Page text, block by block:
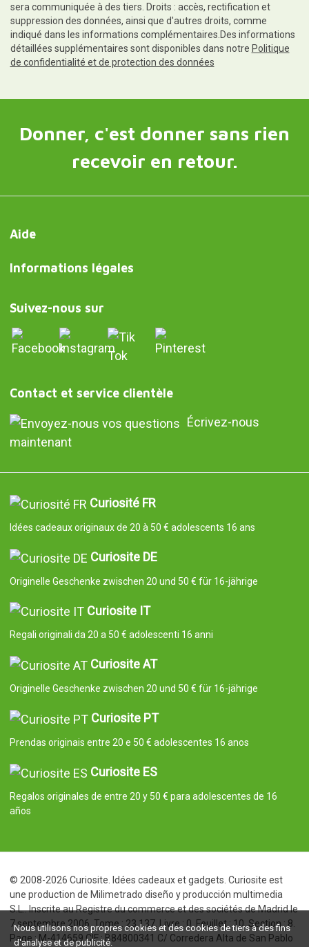
sera communiquée à des tiers. Droits : accès, rectification et
suppression des données, ainsi que d'autres droits, comme
indiqué dans les informations complémentaires.Des informations
détaillées supplémentaires sont disponibles dans notre Politique
de confidentialité et de protection des données
Donner, c'est donner sans rien
recevoir en retour.
Aide
Informations légales
Suivez-nous sur
Contact et service clientèle
Écrivez-nous
maintenant
Curiosité FR
Idées cadeaux originaux de 20 à 50 € adolescents 16 ans
Curiosite DE
Originelle Geschenke zwischen 20 und 50 € für 16-jährige
Curiosite IT
Regali originali da 20 a 50 € adolescenti 16 anni
Curiosite AT
Originelle Geschenke zwischen 20 und 50 € für 16-jährige
Curiosite PT
Prendas originais entre 20 e 50 € adolescentes 16 anos
Curiosite ES
Regalos originales de entre 20 y 50 € para adolescentes de 16
años
© 2008-2026 Curiosite. Idées cadeaux et gadgets. Curiosite est
une production de Milimetrado diseño y producción multimedia
S.L.. Inscrite au Registre du commerce et des sociétés de Madrid le
7 septembre 2006. Tome : 23.137. Livre : 0. Feuillet : 10. Section : 8.
Page : M-414659 CIF : B84800341 C/ Corredera Alta de San Pablo
Nous utilisons nos propres cookies et des cookies de tiers à des fins
d'analyse et de publicité.